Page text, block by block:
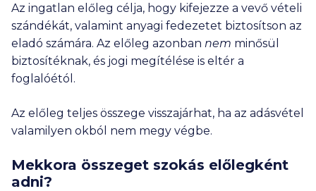
Az ingatlan előleg célja, hogy kifejezze a vevő vételi
szándékát, valamint anyagi fedezetet biztosítson az
eladó számára. Az előleg azonban nem minősül
biztosítéknak, és jogi megítélése is eltér a
foglalóétól.
Az előleg teljes összege visszajárhat, ha az adásvétel
valamilyen okból nem megy végbe.
Mekkora összeget szokás előlegként
adni?